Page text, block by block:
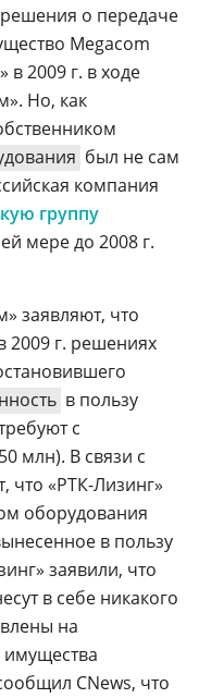
о передаче
Megacom
2009 г. в ходе
Но, как
был не сам
компания
группу
мере до 2008 г.
заявляют, что
2009 г. решениях
в пользу
с
млн). В связи с
что «РТК-Лизинг»
оборудования
в пользу
заявили, что
в себе никакого
на
имущества
CNews, что